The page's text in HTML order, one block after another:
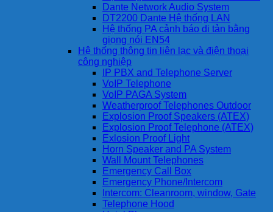
Dante Network Audio System
DT2200 Dante Hệ thống LAN
Hệ thống PA cảnh báo di tản bằng
giọng nói EN54
Hệ thống thông tin liên lạc và điện thoại
công nghiệp
IP PBX and Telephone Server
VoIP Telephone
VoIP PAGA System
Weatherproof Telephones Outdoor
Explosion Proof Speakers (ATEX)
Explosion Proof Telephone (ATEX)
Exlosion Proof Light
Horn Speaker and PA System
Wall Mount Telephones
Emergency Call Box
Emergency Phone/Intercom
Intercom: Cleanroom, window, Gate
Telephone Hood